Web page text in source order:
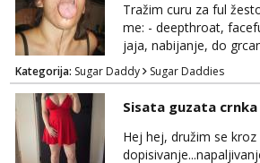
Tražim curu za ful
me: - deepthroat,
jaja, nabijanje, do
ograničavanja... -
gaping, DAP/TAP,
možeš nešto od toga i
Nagrada po želji (od
tome sto možeš)
Kategorija: Sugar Daddy Sugar Daddies
Sisata guzata crnka
Hej hej, družim se kroz